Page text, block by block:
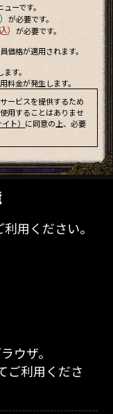
ーです。
が必要です。
が必要です。
格が適用されます。
す。
料金が発生します。
ービスを提供するため
用することはありませ
ト） に同意の上、必要
用ください。
ウザ。
ご利用くださ